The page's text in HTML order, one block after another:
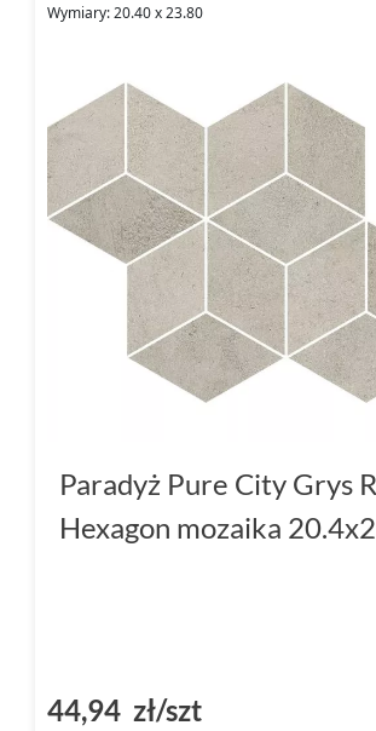
Wymiary: 20.40 x 23.80
Paradyż Pure City Grys
Hexagon mozaika
44,94 zł/szt